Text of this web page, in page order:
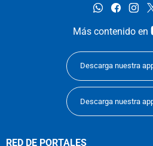
whatsapp
Más contenido en
Descarga nuestra
Descarga nuestra
RED DE PORTALES